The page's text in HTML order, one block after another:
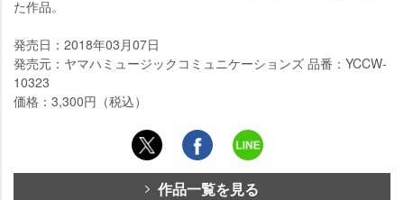
た作品。
発売日：2018年03月07日
発売元：ヤマハミュージックコミュニケーションズ 品番：YCCW-
10323
価格：3,300円（税込）
作品一覧を見る